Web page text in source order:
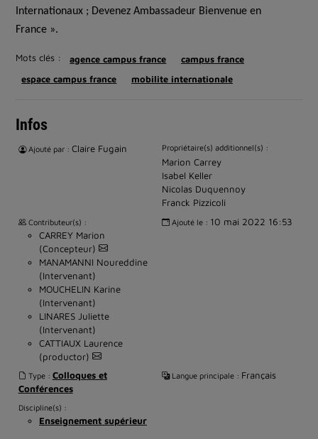
Internationaux ; Devenez Ambassadeur Bienvenue en
France ».
Mots clés : agence campus france
campus france
espace campus france
mobilite internationale
Infos
Ajouté par : Claire Fugain Propriétaire(s) additionnel(s) :
Marion Carrey
Isabel Keller
Nicolas Duquennoy
Franck Pizzicoli
Contributeur(s) :
CARREY Marion
(Concepteur)
MANAMANNI Noureddine
(Intervenant)
MOUCHELIN Karine
(Intervenant)
LINARES Juliette
(Intervenant)
CATTIAUX Laurence
(productor)
Ajouté le : 10 mai 2022 16:53
Type : Colloques et
Conférences
Langue principale : Français
Discipline(s) :
Enseignement supérieur